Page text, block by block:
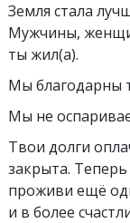
Земля стала
Мужчины,
ты жил(а).
Мы благодарны
Мы не
Твои долги
закрыта.
проживи ещё
и в более